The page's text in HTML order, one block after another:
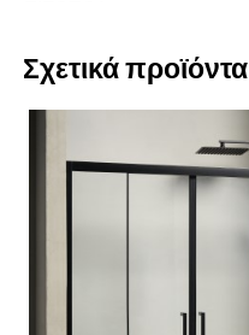
Σχετικά προϊόντα